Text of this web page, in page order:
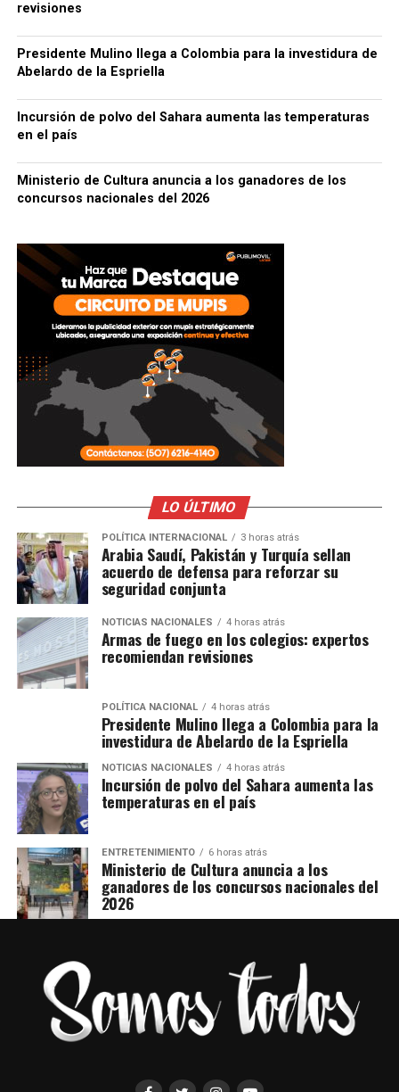
revisiones
Presidente Mulino llega a Colombia para la investidura de
Abelardo de la Espriella
Incursión de polvo del Sahara aumenta las temperaturas
en el país
Ministerio de Cultura anuncia a los ganadores de los
concursos nacionales del 2026
LO ÚLTIMO
POLÍTICA INTERNACIONAL 3 horas atrás
Arabia Saudí, Pakistán y Turquía sellan
acuerdo de defensa para reforzar su
seguridad conjunta
NOTICIAS NACIONALES 4 horas atrás
Armas de fuego en los colegios: expertos
recomiendan revisiones
POLÍTICA NACIONAL 4 horas atrás
Presidente Mulino llega a Colombia para la
investidura de Abelardo de la Espriella
NOTICIAS NACIONALES 4 horas atrás
Incursión de polvo del Sahara aumenta las
temperaturas en el país
ENTRETENIMIENTO 6 horas atrás
Ministerio de Cultura anuncia a los
ganadores de los concursos nacionales del
2026